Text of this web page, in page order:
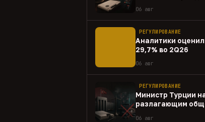
06 авг
РЕГУЛИРОВАНИЕ
Аналитики
29,7% во 2Q26
06 авг
РЕГУЛИРОВАНИЕ
Министр Турции
разлагающим
06 авг